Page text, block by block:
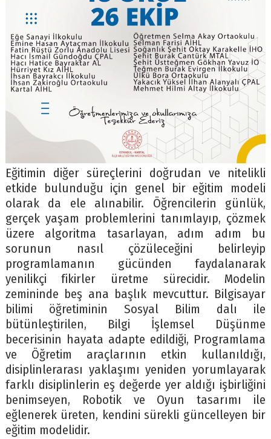
Eğitimin diğer süreçlerini doğrudan ve nitelikli
etkide bulunduğu için genel bir eğitim modeli
olarak da ele alınabilir. Öğrencilerin günlük,
gerçek yaşam problemlerini tanımlayıp, çözmek
üzere algoritma tasarlayan, adım adım bu
sorunun nasıl çözüleceğini belirleyip
programlamanın gücünden faydalanarak
yenilikçi fikirler üretme sürecidir. Modelin
zemininde beş ana başlık mevcuttur. Bilgisayar
bilimi öğretiminin Sosyal Bilim dalı ile
bütünleştirilen, Bilgi İşlemsel Düşünme
becerisinin hayata adapte edildiği, Programlama
ve Öğretim araçlarının etkin kullanıldığı,
disiplinlerarası yaklaşımı yeniden yorumlayarak
farklı disiplinlerin eş değerde yer aldığı işbirliğini
benimseyen, Robotik ve Oyun tasarımı ile
eğlenerek üreten, kendini sürekli güncelleyen bir
eğitim modelidir.